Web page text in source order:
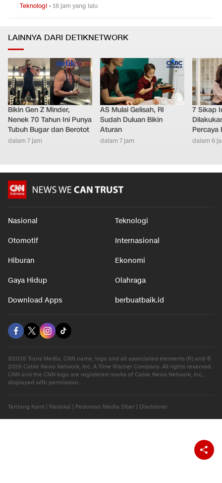
Teknologi •16 jam yang lalu
LAINNYA DARI DETIKNETWORK
Bikin Gen Z Minder,
Nenek 70 Tahun Ini Punya
Tubuh Bugar dan Berotot
dalam 7 jam
AS Mulai Gelisah, RI
Sudah Duluan Bikin
Aturan
dalam 7 jam
7 Sikap
Percaya
dalam 6
Nasional Teknologi
Otomotif Internasional
Hiburan Ekonomi
Gaya Hidup Olahraga
Download Apps berbuatbaik.id
©2026 Trans Media, CNN name, logo and all associated elements (R) and ©
2026 Cable News Network, Inc. A Time Warner Company. All rights reserved.
CNN and the CNN logo are registered marks of Cable News Network, Inc.,
displayed with permission.
Tentang Kami Redaksi Pedoman Media Siber Disclaimer